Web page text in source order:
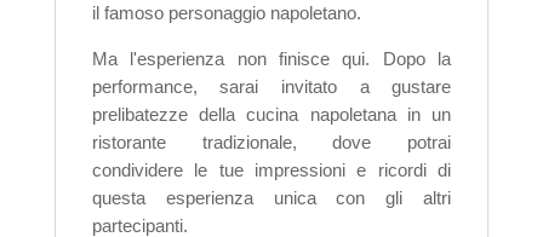
il famoso personaggio napoletano.
Ma l'esperienza non finisce qui. Dopo la
performance, sarai invitato a gustare
prelibatezze della cucina napoletana in un
ristorante tradizionale, dove potrai
condividere le tue impressioni e ricordi di
questa esperienza unica con gli altri
partecipanti.